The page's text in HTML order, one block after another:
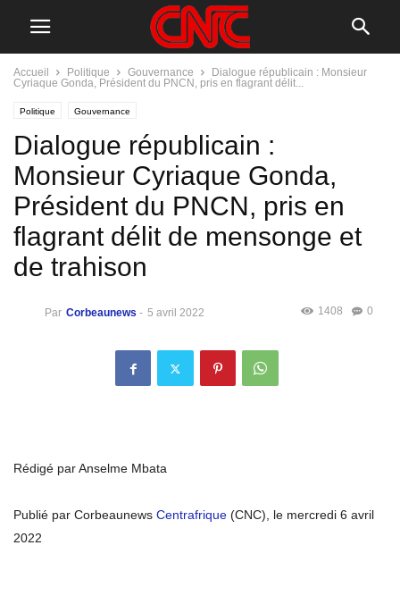
Accueil Politique Gouvernance
Dialogue républicain : Monsieur
Cyriaque Gonda, Président du PNCN, pris en flagrant délit...
Politique Gouvernance
Dialogue républicain :
Monsieur Cyriaque Gonda,
Président du PNCN, pris en
flagrant délit de mensonge et
de trahison
Par Corbeaunews - 5 avril 2022 0
1408
Rédigé par Anselme Mbata
Publié par Corbeaunews Centrafrique (CNC), le mercredi 6 avril
2022